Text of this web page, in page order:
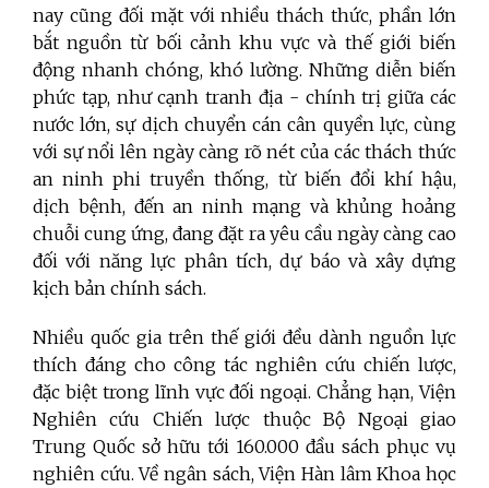
nay cũng đối mặt với nhiều thách thức, phần lớn
bắt nguồn từ bối cảnh khu vực và thế giới biến
động nhanh chóng, khó lường. Những diễn biến
phức tạp, như cạnh tranh địa - chính trị giữa các
nước lớn, sự dịch chuyển cán cân quyền lực, cùng
với sự nổi lên ngày càng rõ nét của các thách thức
an ninh phi truyền thống, từ biến đổi khí hậu,
dịch bệnh, đến an ninh mạng và khủng hoảng
chuỗi cung ứng, đang đặt ra yêu cầu ngày càng cao
đối với năng lực phân tích, dự báo và xây dựng
kịch bản chính sách.
Nhiều quốc gia trên thế giới đều dành nguồn lực
thích đáng cho công tác nghiên cứu chiến lược,
đặc biệt trong lĩnh vực đối ngoại. Chẳng hạn, Viện
Nghiên cứu Chiến lược thuộc Bộ Ngoại giao
Trung Quốc sở hữu tới 160.000 đầu sách phục vụ
nghiên cứu. Về ngân sách, Viện Hàn lâm Khoa học